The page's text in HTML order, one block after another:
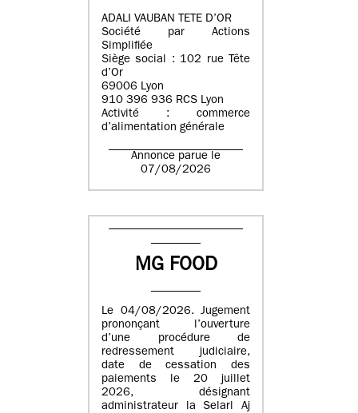
ADALI VAUBAN TETE D’OR
Société par Actions
Simplifiée
Siège social : 102 rue Tête
d’Or
69006 Lyon
910 396 936 RCS Lyon
Activité : commerce
d’alimentation générale
Annonce parue le
07/08/2026
MG FOOD
Le 04/08/2026. Jugement
prononçant l’ouverture
d’une procédure de
redressement judiciaire,
date de cessation des
paiements le 20 juillet
2026, désignant
administrateur la Selarl Aj